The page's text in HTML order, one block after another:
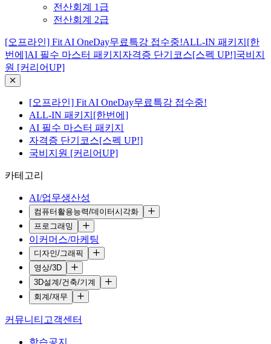
전산회계 1급
전산회계 2급
[오프라인] Fit AI OneDay무료특강 접수중!ALL-IN 패키지[한
번에]AI 필수 마스터 패키지 자격증 단기코스[스펙 UP!]국비지
원 [커리어UP]
[오프라인] Fit AI OneDay무료특강 접수중!
ALL-IN 패키지[한번에]
AI 필수 마스터 패키지
자격증 단기코스[스펙 UP!]
국비지원 [커리어UP]
카테고리
AI/업무생산성
컴퓨터활용능력/데이터시각화
프로그래밍
이커머스/마케팅
디자인/그래픽
영상/3D
3D설계/건축/기계
회계/재무
커뮤니티 고객센터
학습공지